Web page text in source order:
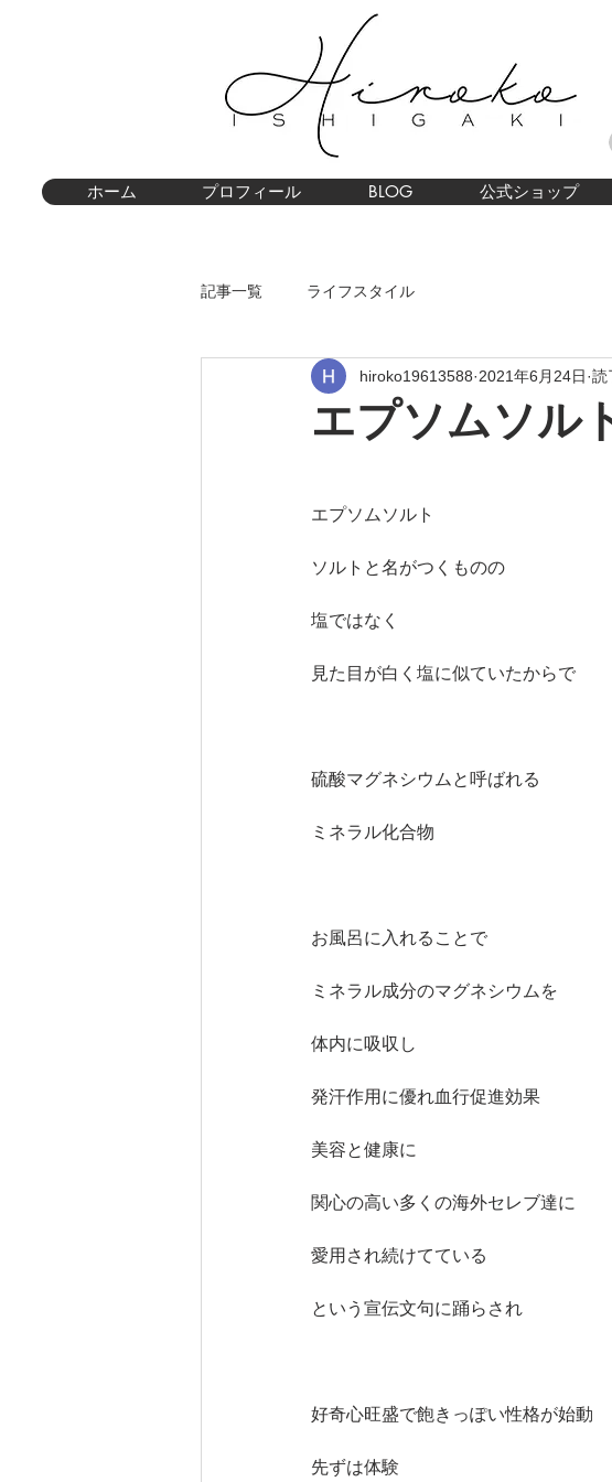
ホーム プロフィール BLOG 公式ショップ
記事一覧 ライフスタイル
エプソムソル
hiroko19613588 2021年6月24日 読
エプソムソルト
ソルトと名がつくものの
塩ではなく
見た目が白く塩に似ていたからで
硫酸マグネシウムと呼ばれる
ミネラル化合物
お風呂に入れることで
ミネラル成分のマグネシウムを
体内に吸収し
発汗作用に優れ血行促進効果
美容と健康に
関心の高い多くの海外セレブ達に
愛用され続けてている
という宣伝文句に踊らされ
好奇心旺盛で飽きっぽい性格が始動
先ずは体験